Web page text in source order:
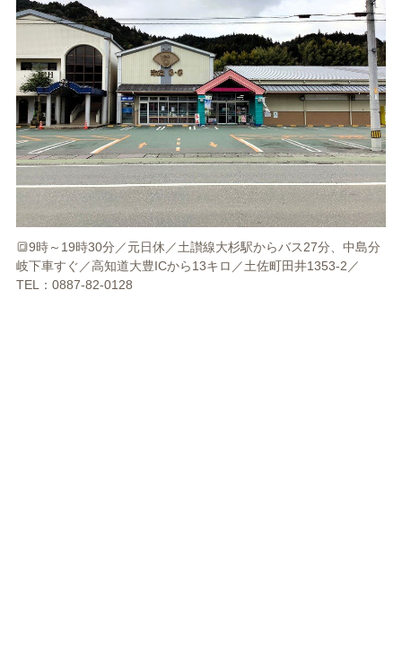
🔳9時～19時30分／元日休／土讃線大杉駅からバス27分、中島分
岐下車すぐ／高知道大豊ICから13キロ／土佐町田井1353-2／
TEL：0887-82-0128